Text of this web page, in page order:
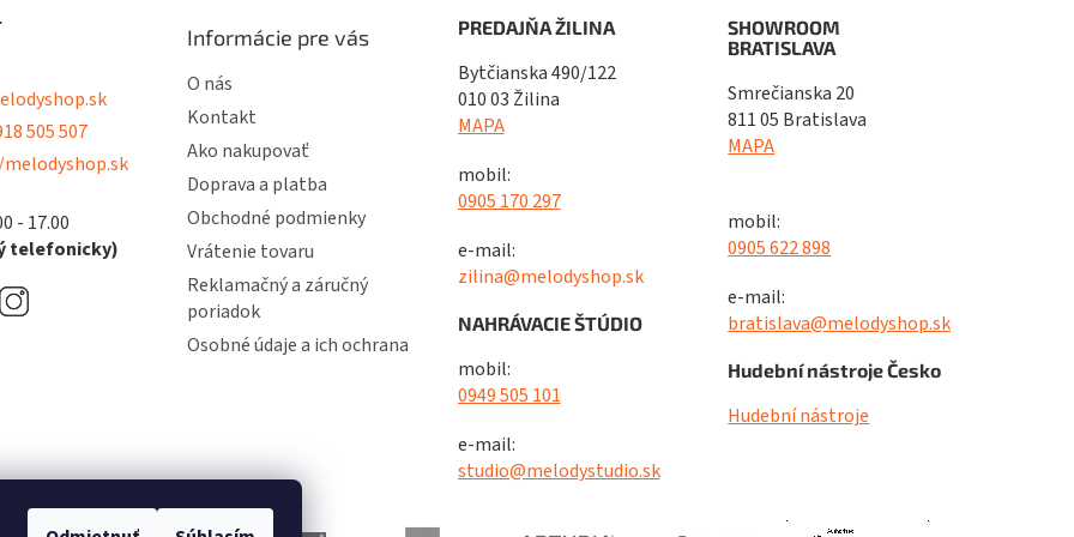
505 507
- 17.00
telefonicky)
Informácie pre vás
O nás
Kontakt
Ako nakupovať
Doprava a platba
Obchodné podmienky
Vrátenie tovaru
Reklamačný a záručný
poriadok
Osobné údaje a ich ochrana
PREDAJŇA ŽILINA
Bytčianska 490/122
010 03 Žilina
MAPA
mobil:
0905 170 297
e-mail:
zilina@melodyshop.sk
NAHRÁVACIE ŠTÚDIO
mobil:
0949 505 101
e-mail:
studio@melodystudio.sk
SHOWROOM
BRATISLAVA
Smrečianska 20
811 05 Bratislava
MAPA
mobil:
0905 622 898
e-mail:
bratislava@melodyshop.sk
Hudební nástroje Česko
Hudební nástroje